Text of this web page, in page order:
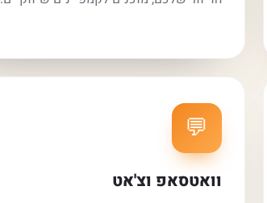
💬
וואטסאפ וצ'אט